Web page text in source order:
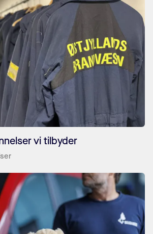
vi tilbyder